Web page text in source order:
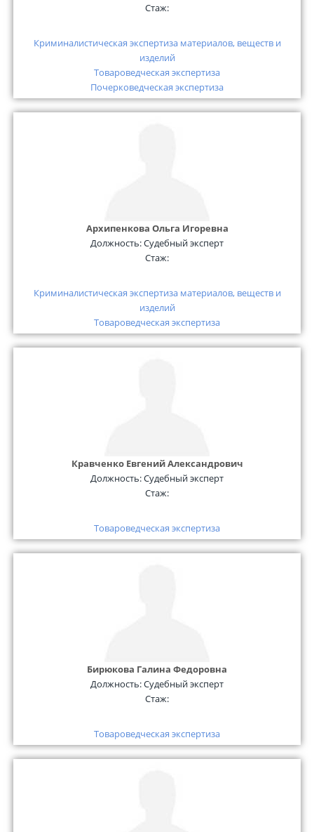
Стаж:
Криминалистическая экспертиза материалов, веществ и
изделий
Товароведческая экспертиза
Почерковедческая экспертиза
Архипенкова Ольга Игоревна
Должность:Судебный эксперт
Стаж:
Криминалистическая экспертиза материалов, веществ и
изделий
Товароведческая экспертиза
Кравченко Евгений Александрович
Должность:Судебный эксперт
Стаж:
Товароведческая экспертиза
Бирюкова Галина Федоровна
Должность:Судебный эксперт
Стаж:
Товароведческая экспертиза